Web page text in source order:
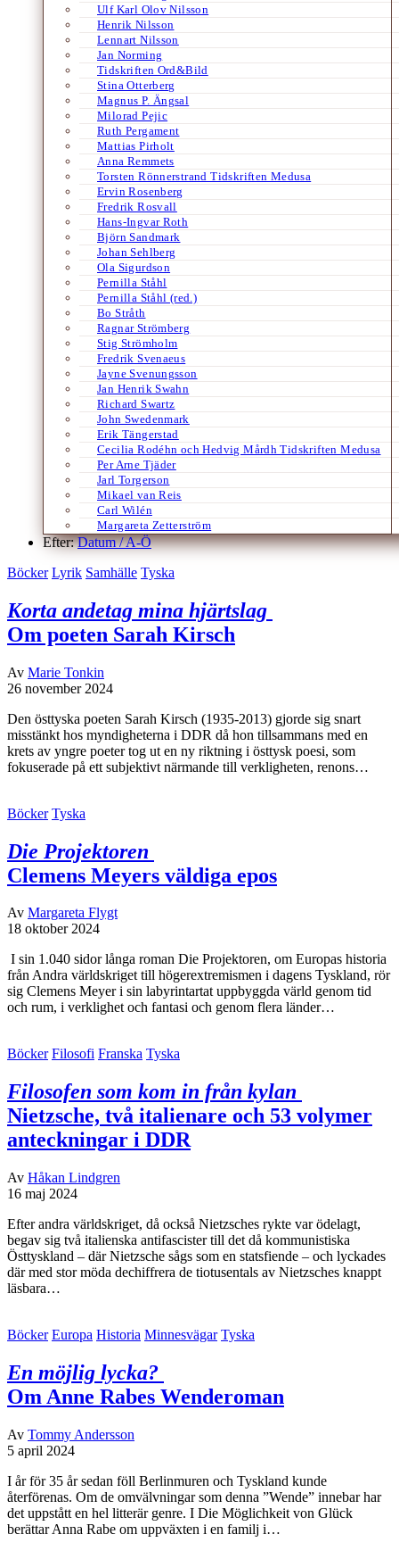
Ulf Karl Olov Nilsson
Henrik Nilsson
Lennart Nilsson
Jan Norming
Tidskriften Ord&Bild
Stina Otterberg
Magnus P. Ängsal
Milorad Pejic
Ruth Pergament
Mattias Pirholt
Anna Remmets
Torsten Rönnerstrand Tidskriften Medusa
Ervin Rosenberg
Fredrik Rosvall
Hans-Ingvar Roth
Björn Sandmark
Johan Sehlberg
Ola Sigurdson
Pernilla Ståhl
Pernilla Ståhl (red.)
Bo Stråth
Ragnar Strömberg
Stig Strömholm
Fredrik Svenaeus
Jayne Svenungsson
Jan Henrik Swahn
Richard Swartz
John Swedenmark
Erik Tängerstad
Cecilia Rodéhn och Hedvig Mårdh Tidskriften Medusa
Per Arne Tjäder
Jarl Torgerson
Mikael van Reis
Carl Wilén
Margareta Zetterström
Efter:Datum /A-Ö
Böcker Lyrik Samhälle Tyska
Korta andetag mina hjärtslag
Om poeten Sarah Kirsch
Av Marie Tonkin
26 november 2024
Den östtyska poeten Sarah Kirsch (1935-2013) gjorde sig snart
misstänkt hos myndigheterna i DDR då hon tillsammans med en
krets av yngre poeter tog ut en ny riktning i östtysk poesi, som
fokuserade på ett subjektivt närmande till verkligheten, renons…
Böcker Tyska
Die Projektoren
Clemens Meyers väldiga epos
Av Margareta Flygt
18 oktober 2024
I sin 1.040 sidor långa roman Die Projektoren, om Europas historia
från Andra världskriget till högerextremismen i dagens Tyskland, rör
sig Clemens Meyer i sin labyrintartat uppbyggda värld genom tid
och rum, i verklighet och fantasi och genom flera länder…
Böcker Filosofi Franska Tyska
Filosofen som kom in från kylan
Nietzsche, två italienare och 53 volymer
anteckningar i DDR
Av Håkan Lindgren
16 maj 2024
Efter andra världskriget, då också Nietzsches rykte var ödelagt,
begav sig två italienska antifascister till det då kommunistiska
Östtyskland – där Nietzsche sågs som en statsfiende – och lyckades
där med stor möda dechiffrera de tiotusentals av Nietzsches knappt
läsbara…
Böcker Europa Historia Minnesvägar Tyska
En möjlig lycka?
Om Anne Rabes Wenderoman
Av Tommy Andersson
5 april 2024
I år för 35 år sedan föll Berlinmuren och Tyskland kunde
återförenas. Om de omvälvningar som denna ”Wende” innebar har
det uppstått en hel litterär genre. I Die Möglichkeit von Glück
berättar Anna Rabe om uppväxten i en familj i…